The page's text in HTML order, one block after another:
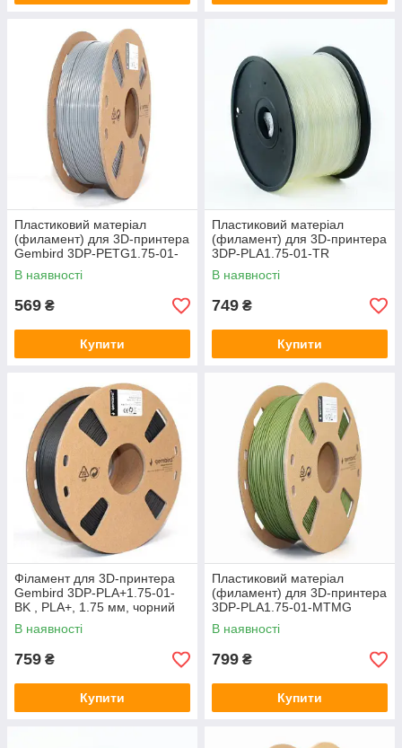
Пластиковий матеріал
(филамент) для 3D-принтера
Gembird 3DP-PETG1.75-01-
GR, сiрий
В наявності
569 ₴
Купити
Пластиковий матеріал
(филамент) для 3D-принтера
3DP-PLA1.75-01-TR
В наявності
749 ₴
Купити
Філамент для 3D-принтера
Gembird 3DP-PLA+1.75-01-
BK , PLA+, 1.75 мм, чорний
В наявності
759 ₴
Купити
Пластиковий матеріал
(филамент) для 3D-принтера
3DP-PLA1.75-01-MTMG
В наявності
799 ₴
Купити